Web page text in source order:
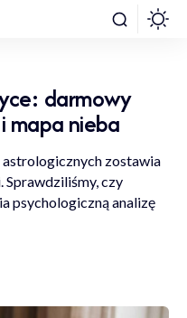
darmowy
mapa nieba
zostawia
Sprawdziliśmy, czy
psychologiczną analizę